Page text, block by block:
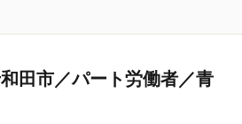
田市／パート労働者／青